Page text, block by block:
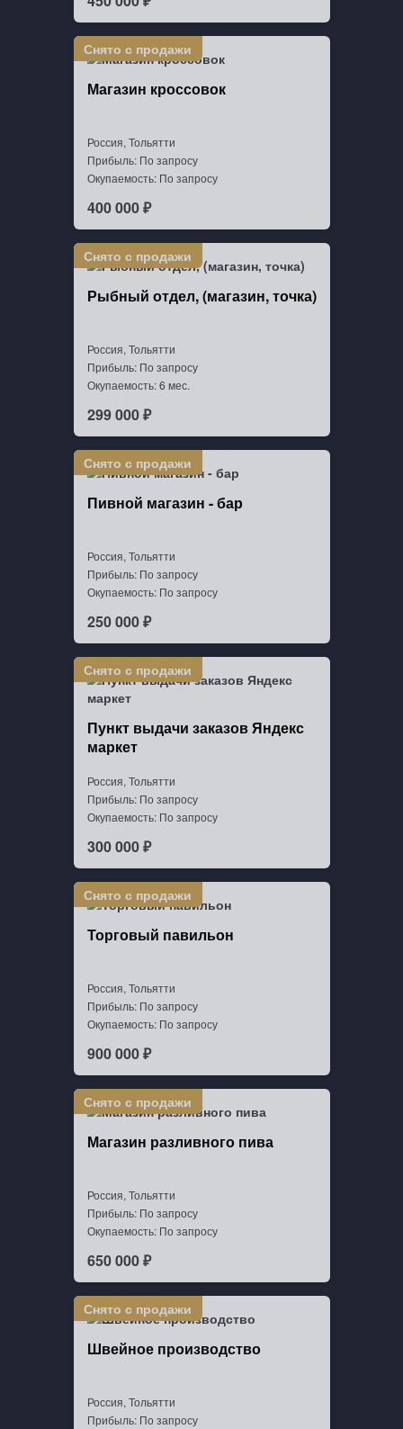
Магазин кроссовок
Россия, Тольятти
Прибыль: По запросу
Окупаемость: По запросу
400 000 ₽
Рыбный отдел, (магазин, точка)
Россия, Тольятти
Прибыль: По запросу
Окупаемость: 6 мес.
299 000 ₽
Пивной магазин - бар
Россия, Тольятти
Прибыль: По запросу
Окупаемость: По запросу
250 000 ₽
Пункт выдачи заказов Яндекс
маркет
Россия, Тольятти
Прибыль: По запросу
Окупаемость: По запросу
300 000 ₽
Торговый павильон
Россия, Тольятти
Прибыль: По запросу
Окупаемость: По запросу
900 000 ₽
Магазин разливного пива
Россия, Тольятти
Прибыль: По запросу
Окупаемость: По запросу
650 000 ₽
Швейное производство
Россия, Тольятти
Прибыль: По запросу